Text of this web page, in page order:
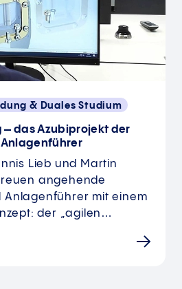
& Duales Studium
– das Azubiprojekt der
Lieb und Martin
angehende
Anlagenführer mit einem
der „agilen…